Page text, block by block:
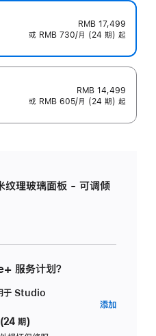
RMB 17,499
或 RMB 730/月 (24 期) 起
RMB 14,499
或 RMB 605/月 (24 期) 起
理玻璃面板 - 可调倾
服务计划？
于 Studio
期)
添加